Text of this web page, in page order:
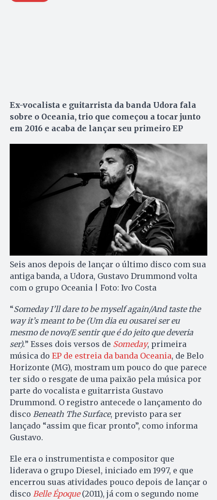
Ex-vocalista e guitarrista da banda Udora fala
sobre o Oceania, trio que começou a tocar junto
em 2016 e acaba de lançar seu primeiro EP
Seis anos depois de lançar o último disco com sua
antiga banda, a Udora, Gustavo Drummond volta
com o grupo Oceania | Foto: Ivo Costa
“Someday I’ll dare to be myself again/And taste the
way it’s meant to be (Um dia eu ousarei ser eu
mesmo de novo/E sentir que é do jeito que deveria
ser).” Esses dois versos de Someday, primeira
música do EP de estreia da banda Oceania, de Belo
Horizonte (MG), mostram um pouco do que parece
ter sido o resgate de uma paixão pela música por
parte do vocalista e guitarrista Gustavo
Drummond. O registro antecede o lançamento do
disco Beneath The Surface, previsto para ser
lançado “assim que ficar pronto”, como informa
Gustavo.
Ele era o instrumentista e compositor que
liderava o grupo Diesel, iniciado em 1997, e que
encerrou suas atividades pouco depois de lançar o
disco Belle Époque(2011), já com o segundo nome